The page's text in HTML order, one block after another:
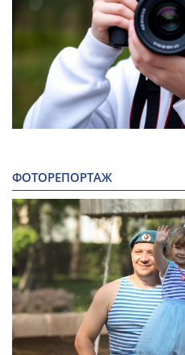
ФОТОРЕПОРТАЖ